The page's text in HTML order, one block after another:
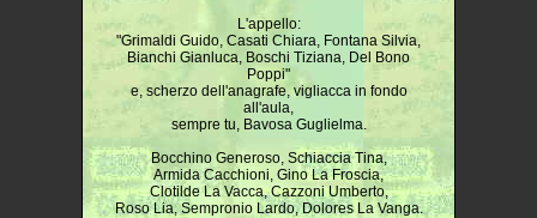
L'appello:
"Grimaldi Guido, Casati Chiara, Fontana Silvia,
Bianchi Gianluca, Boschi Tiziana, Del Bono
Poppi"
e, scherzo dell'anagrafe, vigliacca in fondo
all'aula,
sempre tu, Bavosa Guglielma.
Bocchino Generoso, Schiaccia Tina,
Armida Cacchioni, Gino La Froscia,
Clotilde La Vacca, Cazzoni Umberto,
Roso Lia, Sempronio Lardo, Dolores La Vanga.